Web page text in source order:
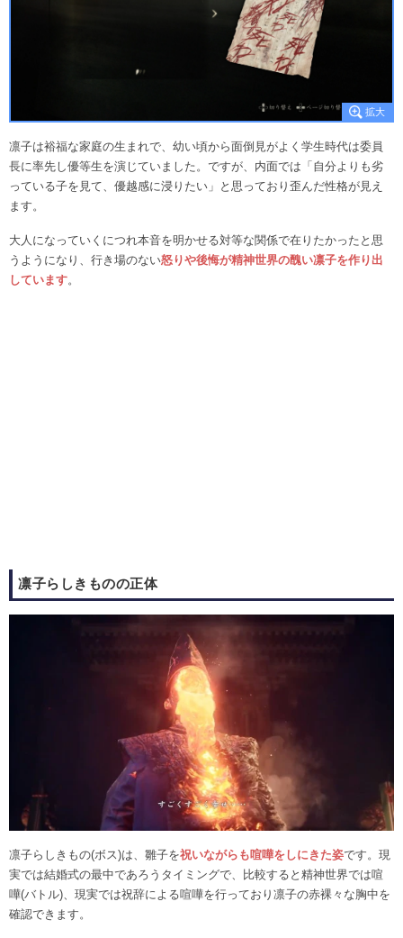
凛子は裕福な家庭の生まれで、幼い頃から面倒見がよく学生時代は委員
長に率先し優等生を演じていました。ですが、内面では「自分よりも劣
っている子を見て、優越感に浸りたい」と思っており歪んだ性格が見え
ます。
大人になっていくにつれ本音を明かせる対等な関係で在りたかったと思
うようになり、行き場のない怒りや後悔が精神世界の醜い凛子を作り出
しています。
凛子らしきものの正体
凛子らしきもの(ボス)は、雛子を祝いながらも喧嘩をしにきた姿です。現
実では結婚式の最中であろうタイミングで、比較すると精神世界では喧
嘩(バトル)、現実では祝辞による喧嘩を行っており凛子の赤裸々な胸中を
確認できます。